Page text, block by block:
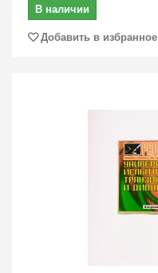
В наличии
Добавить в избранное